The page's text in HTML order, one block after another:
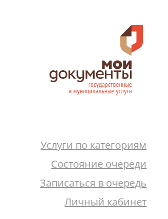
Услуги по категориям
Состояние очереди
Записаться в очередь
Личный кабинет